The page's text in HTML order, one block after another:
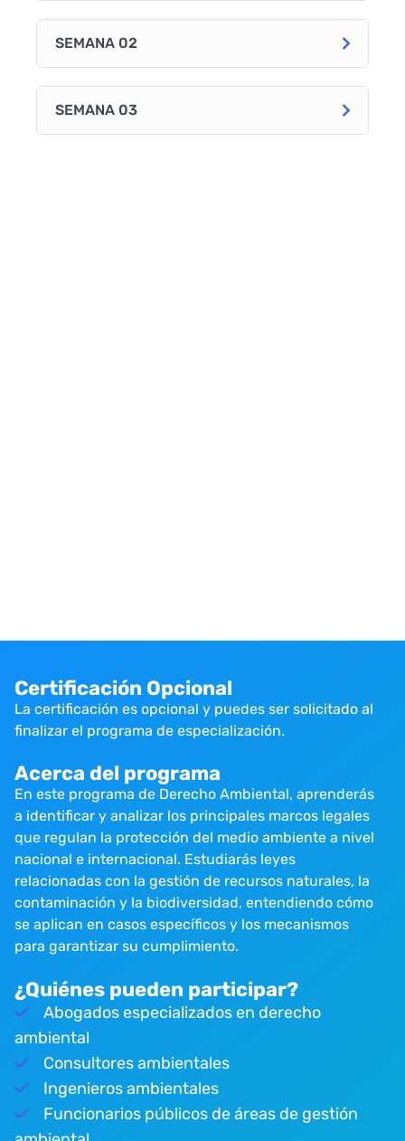
SEMANA 02
SEMANA 03
Certificación Opcional
La certificación es opcional y puedes ser solicitado al
finalizar el programa de especialización.
Acerca del programa
En este programa de Derecho Ambiental, aprenderás
a identificar y analizar los principales marcos legales
que regulan la protección del medio ambiente a nivel
nacional e internacional. Estudiarás leyes
relacionadas con la gestión de recursos naturales, la
contaminación y la biodiversidad, entendiendo cómo
se aplican en casos específicos y los mecanismos
para garantizar su cumplimiento.
¿Quiénes pueden participar?
Abogados especializados en derecho
ambiental
Consultores ambientales
Ingenieros ambientales
Funcionarios públicos de áreas de gestión